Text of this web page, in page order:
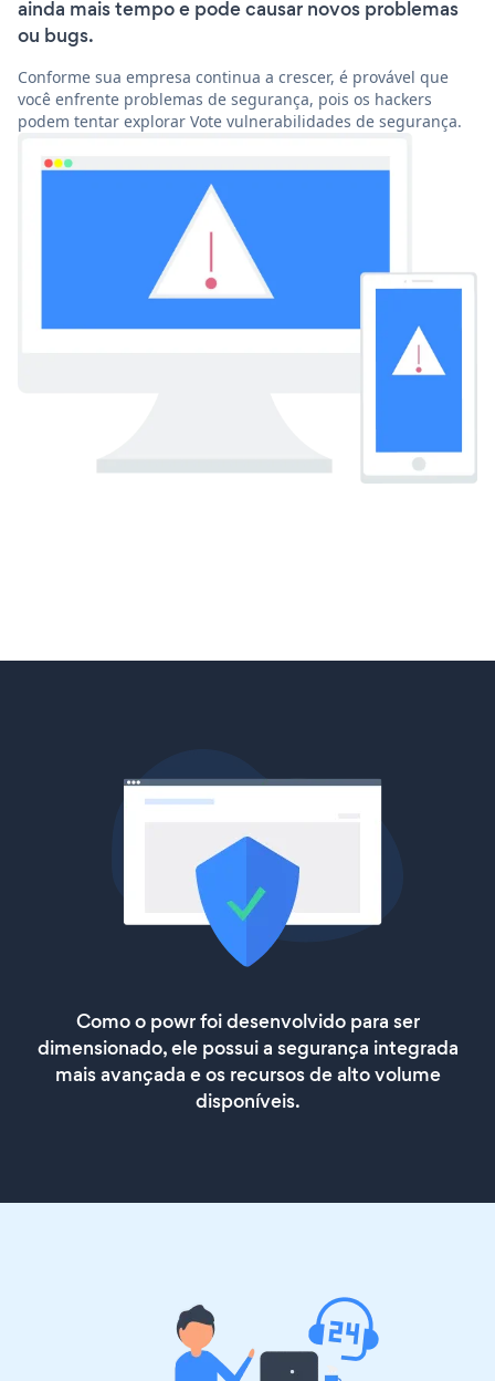
ainda mais tempo e pode causar novos problemas
ou bugs.
Conforme sua empresa continua a crescer, é provável que
você enfrente problemas de segurança, pois os hackers
podem tentar explorar Vote vulnerabilidades de segurança.
Como o powr foi desenvolvido para ser
dimensionado, ele possui a segurança integrada
mais avançada e os recursos de alto volume
disponíveis.